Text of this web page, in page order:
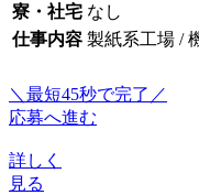
寮・社宅 なし
仕事内容 製紙系工場 /
＼最短45秒で完了／
応募へ進む
詳しく
見る